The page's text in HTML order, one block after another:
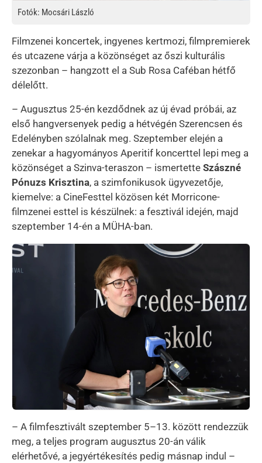
Fotók: Mocsári László
Filmzenei koncertek, ingyenes kertmozi, filmpremierek
és utcazene várja a közönséget az őszi kulturális
szezonban – hangzott el a Sub Rosa Caféban hétfő
délelőtt.
– Augusztus 25-én kezdődnek az új évad próbái, az
első hangversenyek pedig a hétvégén Szerencsen és
Edelényben szólalnak meg. Szeptember elején a
zenekar a hagyományos Aperitif koncerttel lepi meg a
közönséget a Szinva-teraszon – ismertette Szászné
Pónuzs Krisztina, a szimfonikusok ügyvezetője,
kiemelve: a CineFesttel közösen két Morricone-
filmzenei esttel is készülnek: a fesztivál idején, majd
szeptember 14-én a MÜHA-ban.
Kép
– A filmfesztivált szeptember 5–13. között rendezzük
meg, a teljes program augusztus 20-án válik
elérhetővé, a jegyértékesítés pedig másnap indul –